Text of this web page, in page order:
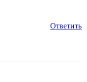
Ответить